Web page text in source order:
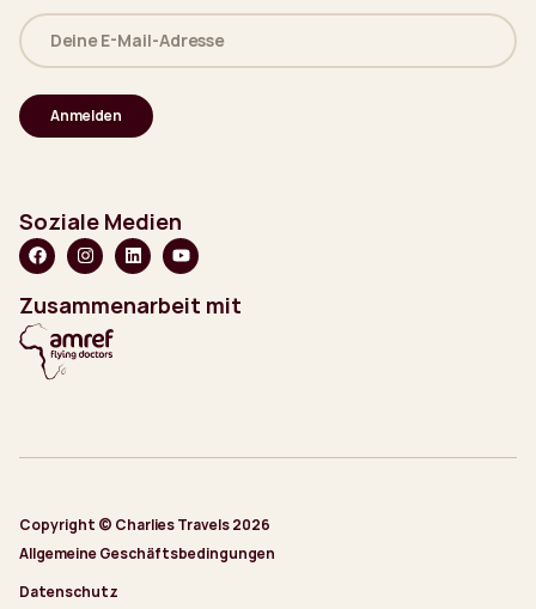
Deine
E-
Mail-
(erforderlich)
Soziale Medien
Zusammenarbeit mit
Copyright © Charlies Travels 2026
Allgemeine Geschäftsbedingungen
Datenschutz